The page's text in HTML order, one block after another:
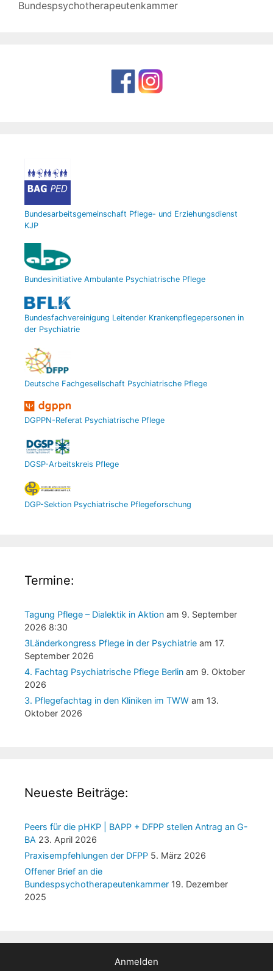
Bundespsychotherapeutenkammer
Bundesarbeitsgemeinschaft Pflege- und Erziehungsdienst
KJP
Bundesinitiative Ambulante Psychiatrische Pflege
Bundesfachvereinigung Leitender Krankenpflegepersonen in
der Psychiatrie
Deutsche Fachgesellschaft Psychiatrische Pflege
DGPPN-Referat Psychiatrische Pflege
DGSP-Arbeitskreis Pflege
DGP-Sektion Psychiatrische Pflegeforschung
Termine:
Tagung Pflege – Dialektik in Aktion am 9. September
2026 8:30
3Länderkongress Pflege in der Psychiatrie am 17.
September 2026
4. Fachtag Psychiatrische Pflege Berlin am 9. Oktober
2026
3. Pflegefachtag in den Kliniken im TWW am 13.
Oktober 2026
Neueste Beiträge:
Peers für die pHKP | BAPP + DFPP stellen Antrag an G-
BA 23. April 2026
Praxisempfehlungen der DFPP 5. März 2026
Offener Brief an die
Bundespsychotherapeutenkammer 19. Dezember
2025
Anmelden